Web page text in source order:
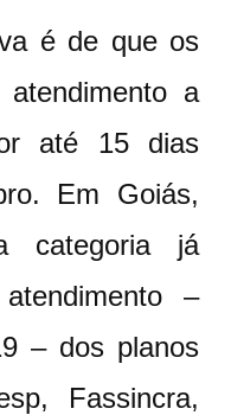
é de que os
atendimento a
até 15 dias
Em Goiás,
categoria já
–
– dos planos
Fassincra,